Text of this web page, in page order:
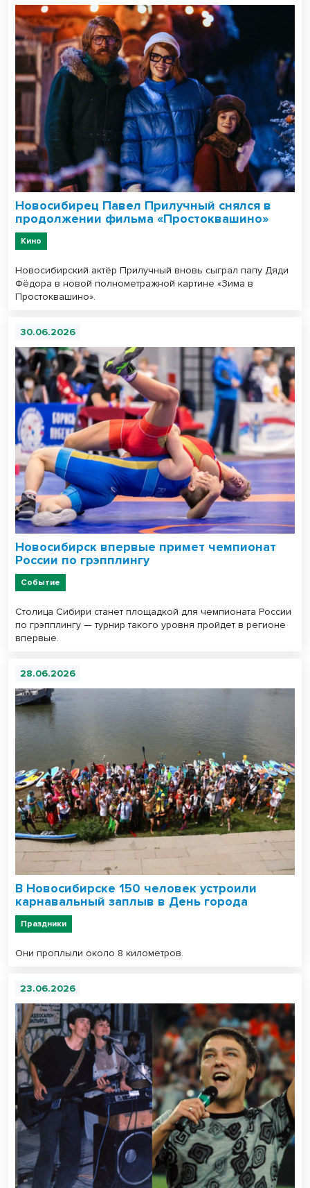
Новосибирец Павел Прилучный снялся в
продолжении фильма «Простоквашино»
Кино
Новосибирский актёр Прилучный вновь сыграл папу Дяди
Фёдора в новой полнометражной картине «Зима в
Простоквашино».
30.06.2026
Новосибирск впервые примет чемпионат
России по грэпплингу
Событие
Столица Сибири станет площадкой для чемпионата России
по грэпплингу — турнир такого уровня пройдет в регионе
впервые.
28.06.2026
В Новосибирске 150 человек устроили
карнавальный заплыв в День города
Праздники
Они проплыли около 8 километров.
23.06.2026